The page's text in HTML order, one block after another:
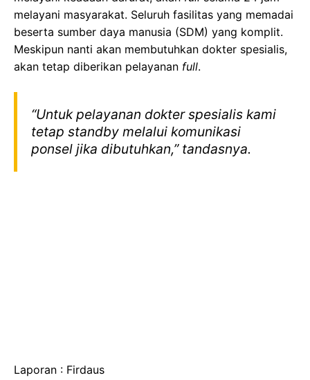
melayani masyarakat. Seluruh fasilitas yang memadai
beserta sumber daya manusia (SDM) yang komplit.
Meskipun nanti akan membutuhkan dokter spesialis,
akan tetap diberikan pelayanan full.
“Untuk pelayanan dokter spesialis kami
tetap standby melalui komunikasi
ponsel jika dibutuhkan,” tandasnya.
Laporan : Firdaus